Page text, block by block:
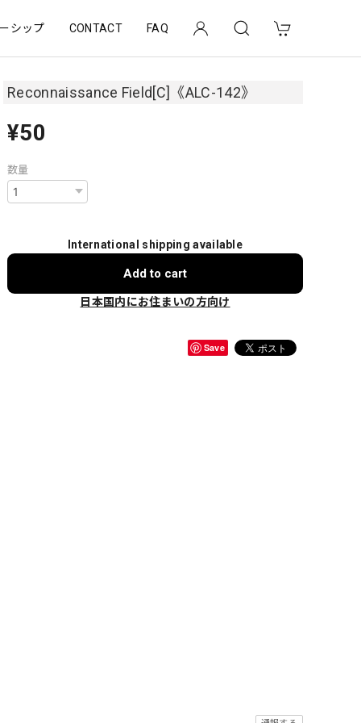
シップ CONTACT FAQ
Reconnaissance Field[C]《ALC-142》
¥50
数量
International shipping available
Add to cart
日本国内にお住まいの方向け
Save